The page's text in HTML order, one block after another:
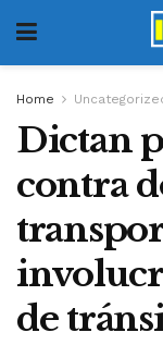
Home
Dictan
contra
de